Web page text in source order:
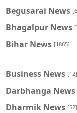
Begusarai News
Bhagalpur News
Bihar News [1865]
Business News [12]
Darbhanga News
Dharmik News [52]